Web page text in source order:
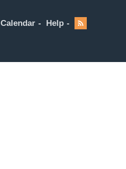
Calendar Help